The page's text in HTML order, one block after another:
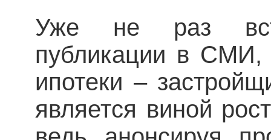
Уже не раз
публикации в СМИ,
ипотеки –
является виной